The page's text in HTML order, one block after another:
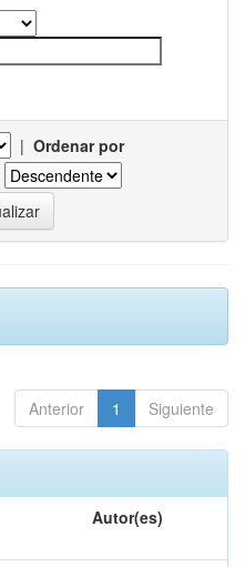
| Ordenar por
Anterior 1 Siguiente
Autor(es)